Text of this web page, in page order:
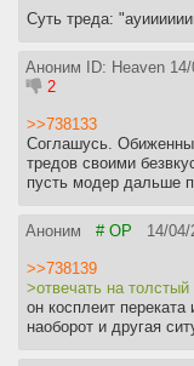
Суть треда:
Аноним ID: Heaven
2
>>738133
Соглашусь.
тредов своими
пусть модер дальше
Аноним # OP 14/
>>738139
>отвечать на толстый
он косплеит переката
наоборот и другая